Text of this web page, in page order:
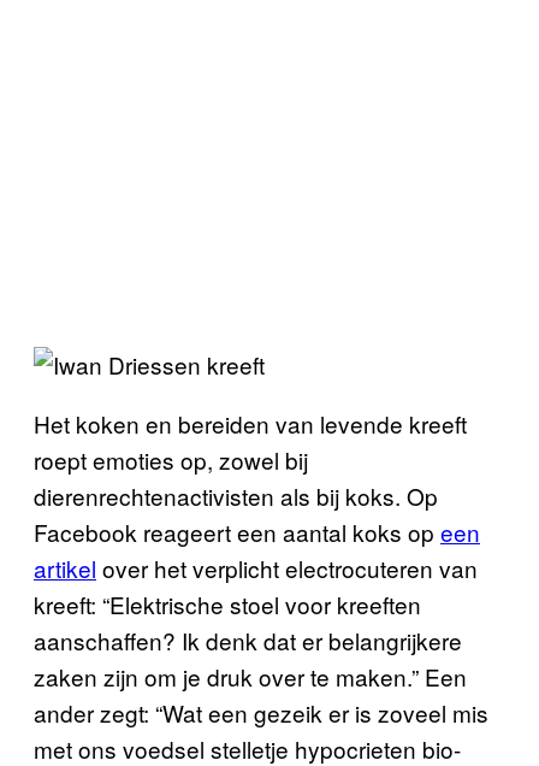
Het koken en bereiden van levende kreeft
roept emoties op, zowel bij
dierenrechtenactivisten als bij koks. Op
Facebook reageert een aantal koks op een
artikel over het verplicht electrocuteren van
kreeft: “Elektrische stoel voor kreeften
aanschaffen? Ik denk dat er belangrijkere
zaken zijn om je druk over te maken.” Een
ander zegt: “Wat een gezeik er is zoveel mis
met ons voedsel stelletje hypocrieten bio-